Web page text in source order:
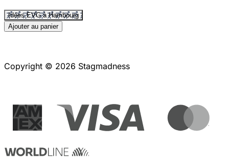
Idées EVG à Hambourg
Ajouter au panier
Copyright © 2026 Stagmadness